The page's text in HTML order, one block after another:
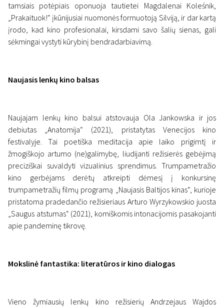
tamsiais potėpiais oponuoja tautietei Magdalenai Koleśnik,
„Prakaituok!“ įkūnijusiai nuomonės formuotoją Silviją, ir dar kartą
įrodo, kad kino profesionalai, kirsdami savo šalių sienas, gali
sėkmingai vystyti kūrybinį bendradarbiavimą.
Naujasis lenkų kino balsas
Naujajam lenkų kino balsui atstovauja Ola Jankowska ir jos
debiutas „Anatomija“ (2021), pristatytas Venecijos kino
festivalyje. Tai poetiška meditacija apie laiko prigimtį ir
žmogiškojo artumo (ne)galimybę, liudijanti režisierės gebėjimą
preciziškai suvaldyti vizualinius sprendimus. Trumpametražio
kino gerbėjams derėtų atkreipti dėmesį į konkursinę
trumpametražių filmų programą „Naujasis Baltijos kinas“, kurioje
pristatoma pradedančio režisieriaus Arturo Wyrzykowskio juosta
„Saugus atstumas“ (2021), komiškomis intonacijomis pasakojanti
apie pandeminę tikrovę.
Mokslinė fantastika: literatūros ir kino dialogas
Vieno žymiausių lenkų kino režisierių Andrzejaus Wajdos